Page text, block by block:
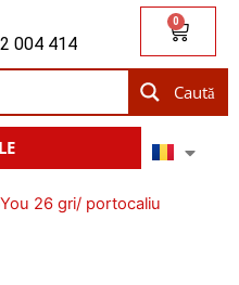
004 414
0
Caută
26 gri/ portocaliu